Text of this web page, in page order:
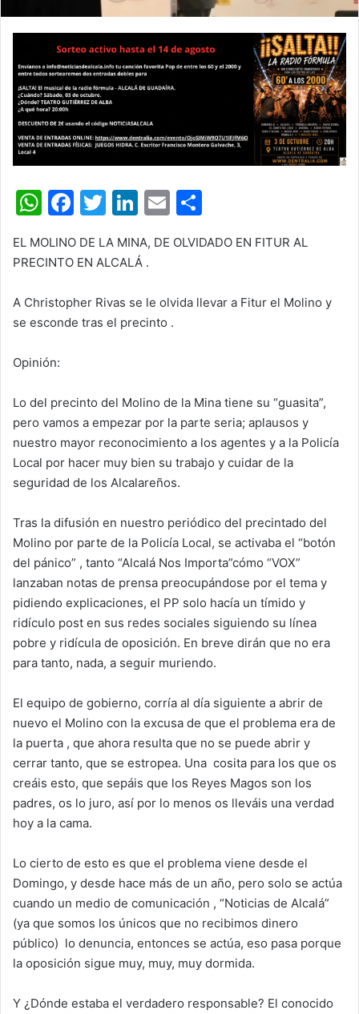
W
at
A
p
p
F
c
b
o
T
itt
Li
k
dI
n
E
ai m
ar
EL MOLINO DE LA MINA, DE OLVIDADO EN FITUR AL
PRECINTO EN ALCALÁ .
A Christopher Rivas se le olvida llevar a Fitur el Molino y
se esconde tras el precinto .
Opinión:
Lo del precinto del Molino de la Mina tiene su “guasita”,
pero vamos a empezar por la parte seria; aplausos y
nuestro mayor reconocimiento a los agentes y a la Policía
Local por hacer muy bien su trabajo y cuidar de la
seguridad de los Alcalareños.
Tras la difusión en nuestro periódico del precintado del
Molino por parte de la Policía Local, se activaba el “botón
del pánico” , tanto “Alcalá Nos Importa”cómo “VOX”
lanzaban notas de prensa preocupándose por el tema y
pidiendo explicaciones, el PP solo hacía un tímido y
ridículo post en sus redes sociales siguiendo su línea
pobre y ridícula de oposición. En breve dirán que no era
para tanto, nada, a seguir muriendo.
El equipo de gobierno, corría al día siguiente a abrir de
nuevo el Molino con la excusa de que el problema era de
la puerta , que ahora resulta que no se puede abrir y
cerrar tanto, que se estropea. Una cosita para los que os
creáis esto, que sepáis que los Reyes Magos son los
padres, os lo juro, así por lo menos os lleváis una verdad
hoy a la cama.
Lo cierto de esto es que el problema viene desde el
Domingo, y desde hace más de un año, pero solo se actúa
cuando un medio de comunicación , “Noticias de Alcalá”
(ya que somos los únicos que no recibimos dinero
público) lo denuncia, entonces se actúa, eso pasa porque
la oposición sigue muy, muy, muy dormida.
Y ¿Dónde estaba el verdadero responsable? El conocido